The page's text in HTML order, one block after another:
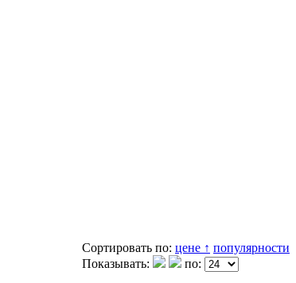
Сортировать по: цене ↑ популярности
Показывать:
по: